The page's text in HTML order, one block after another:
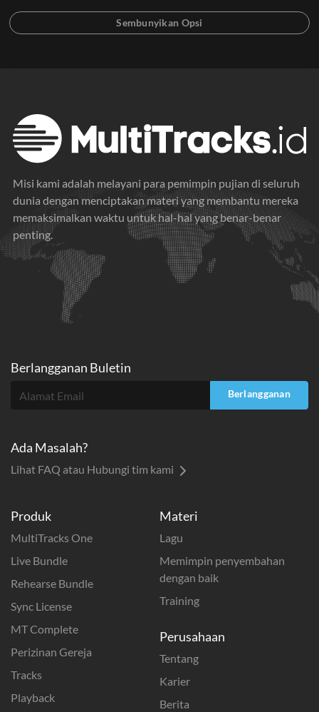
Misi kami adalah melayani para pemimpin pujian di seluruh
dunia dengan menciptakan materi yang membantu mereka
memaksimalkan waktu untuk hal-hal yang benar-benar
penting.
Produk
MultiTracks One
Live Bundle
Rehearse Bundle
Sync License
MT Complete
Perizinan Gereja
Tracks
Playback
Materi
Lagu
Memimpin penyembahan
dengan baik
Training
Perusahaan
Tentang
Karier
Berita
Berlangganan Buletin
Berlangganan
Ada Masalah?
Lihat FAQ atau Hubungi tim kami